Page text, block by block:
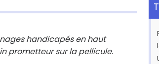
handicapés en haut
prometteur sur la pellicule.